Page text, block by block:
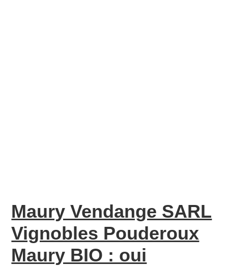
Maury Vendange SARL
Vignobles Pouderoux
Maury BIO : oui